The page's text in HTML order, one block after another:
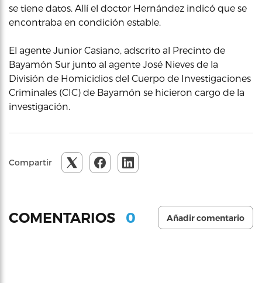
se tiene datos. Allí el doctor Hernández indicó que se
encontraba en condición estable.
El agente Junior Casiano, adscrito al Precinto de
Bayamón Sur junto al agente José Nieves de la
División de Homicidios del Cuerpo de Investigaciones
Criminales (CIC) de Bayamón se hicieron cargo de la
investigación.
Compartir
COMENTARIOS 0 Añadir comentario